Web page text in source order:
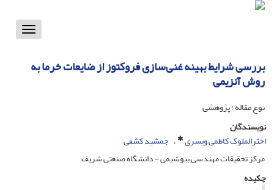
Toggle
بررسی شرایط بهینه غنی‌سازی فروکتوز از ضایعات خرما به‌
روش آنزیمی
نوع مقاله : پژوهشی
نویسندگان
اخترالملوک کاظمی ویسری
جمشید کشفی
مرکز تحقیقات مهندسی بیوشیمی - دانشگاه صنعتی شریف
چکیده